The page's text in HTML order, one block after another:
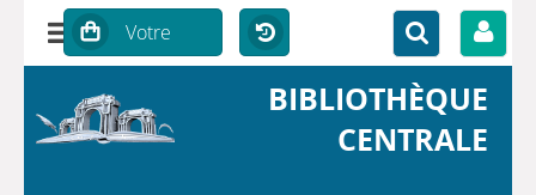
BIBLIOTHÈQUE
CENTRALE